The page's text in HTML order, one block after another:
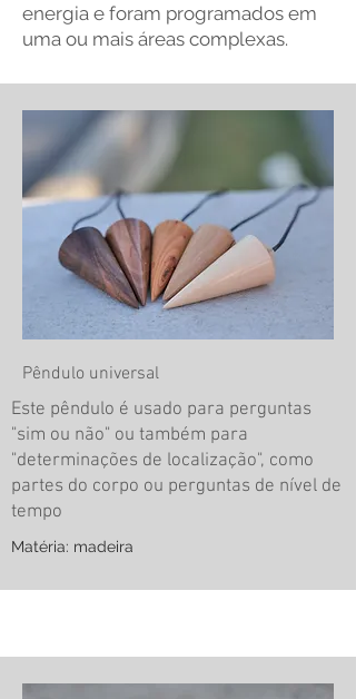
energia e foram programados em
uma ou mais áreas complexas.
Pêndulo universal
Este pêndulo é usado para perguntas
"sim ou não" ou também para
"determinações de localização", como
partes do corpo ou perguntas de nível de
tempo
Matéria: madeira